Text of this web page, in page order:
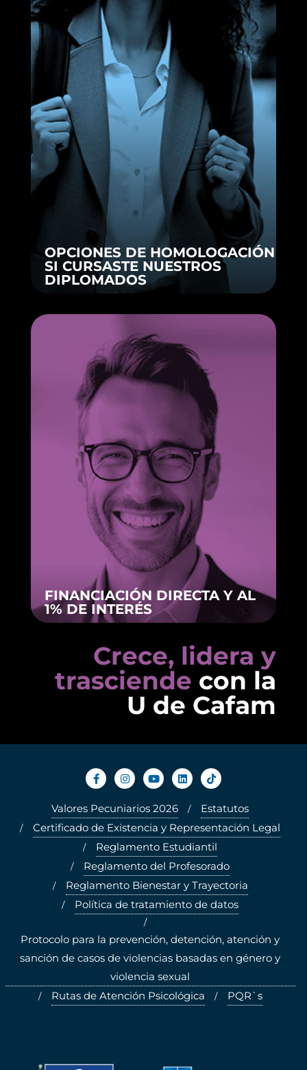
OPCIONES DE HOMOLOGACIÓN
SI CURSASTE NUESTROS
DIPLOMADOS
FINANCIACIÓN DIRECTA Y AL
1% DE INTERÉS
Crece, lidera y
trasciende con la
U de Cafam
Valores Pecuniarios 2026
Estatutos
Certificado de Existencia y Representación Legal
Reglamento Estudiantil
Reglamento del Profesorado
Reglamento Bienestar y Trayectoria
Política de tratamiento de datos
Protocolo para la prevención, detención, atención y
sanción de casos de violencias basadas en género y
violencia sexual
Rutas de Atención Psicológica
PQR`s